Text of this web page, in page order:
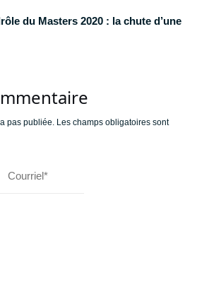
du Masters 2020 : la chute d’une
pas publiée. Les champs obligatoires sont